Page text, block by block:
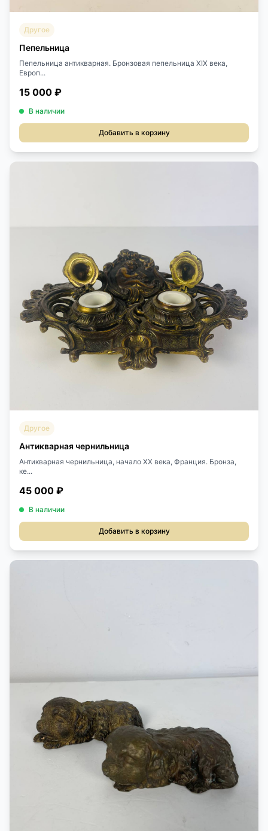
Другое
Пепельница
Пепельница антикварная. Бронзовая пепельница XIX века,
Европ...
15 000 ₽
В наличии
Добавить в корзину
Другое
Антикварная чернильница
Антикварная чернильница, начало ХХ века, Франция. Бронза,
ке...
45 000 ₽
В наличии
Добавить в корзину